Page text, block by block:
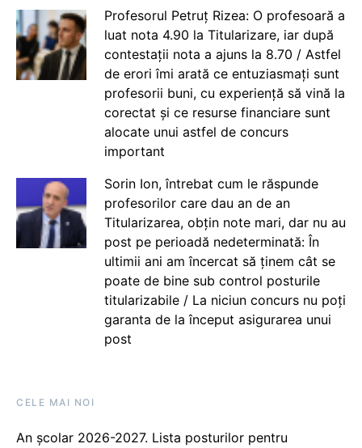
Profesorul Petruț Rizea: O profesoară a
luat nota 4.90 la Titularizare, iar după
contestații nota a ajuns la 8.70 / Astfel
de erori îmi arată ce entuziasmați sunt
profesorii buni, cu experiență să vină la
corectat și ce resurse financiare sunt
alocate unui astfel de concurs
important
Sorin Ion, întrebat cum le răspunde
profesorilor care dau an de an
Titularizarea, obțin note mari, dar nu au
post pe perioadă nedeterminată: În
ultimii ani am încercat să ținem cât se
poate de bine sub control posturile
titularizabile / La niciun concurs nu poți
garanta de la început asigurarea unui
post
CELE MAI NOI
An școlar 2026-2027. Lista posturilor pentru